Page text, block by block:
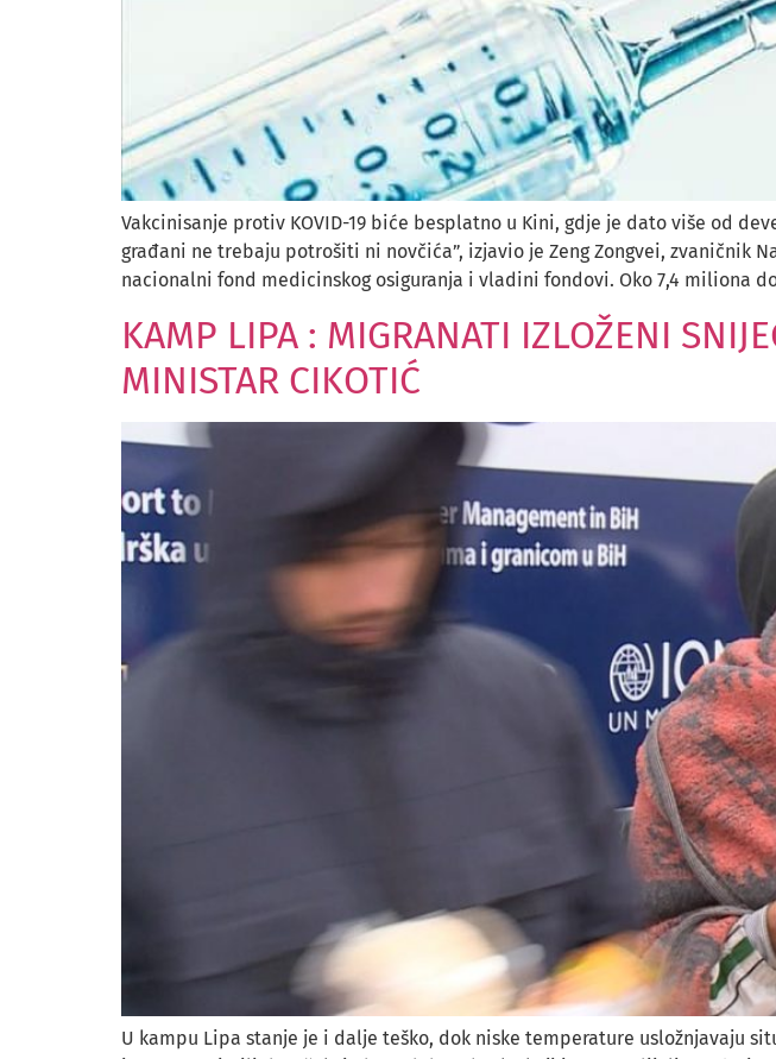
Vakcinisanje protiv KOVID-19 biće besplatno u Kini, gdje je dato više od
građani ne trebaju potrošiti ni novčića”, izjavio je Zeng Zongvei, zvaničnik
nacionalni fond medicinskog osiguranja i vladini fondovi. Oko 7,4 miliona
KAMP LIPA : MIGRANATI IZLOŽENI
MINISTAR CIKOTIĆ
U kampu Lipa stanje je i dalje teško, dok niske temperature usložnjavaju